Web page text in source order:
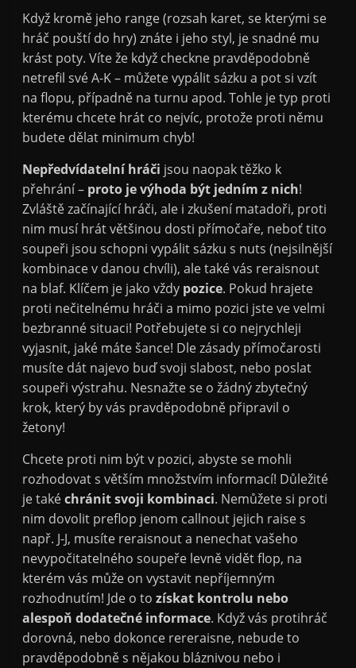
Když kromě jeho range (rozsah karet, se kterými se
hráč pouští do hry) znáte i jeho styl, je snadné mu
krást poty. Víte že když checkne pravděpodobně
netrefil své A-K – můžete vypálit sázku a pot si vzít
na flopu, případně na turnu apod. Tohle je typ proti
kterému chcete hrát co nejvíc, protože proti němu
budete dělat minimum chyb!
Nepředvídatelní hráči jsou naopak těžko k
přehrání – proto je výhoda být jedním z nich!
Zvláště začínající hráči, ale i zkušení matadoři, proti
nim musí hrát většinou dosti přímočaře, neboť tito
soupeři jsou schopni vypálit sázku s nuts (nejsilnější
kombinace v danou chvíli), ale také vás reraisnout
na blaf. Klíčem je jako vždy pozice. Pokud hrajete
proti nečitelnému hráči a mimo pozici jste ve velmi
bezbranné situaci! Potřebujete si co nejrychleji
vyjasnit, jaké máte šance! Dle zásady přímočarosti
musíte dát najevo buď svoji slabost, nebo poslat
soupeři výstrahu. Nesnažte se o žádný zbytečný
krok, který by vás pravděpodobně připravil o
žetony!
Chcete proti nim být v pozici, abyste se mohli
rozhodovat s větším množstvím informací! Důležité
je takéchránit svoji kombinaci. Nemůžete si proti
nim dovolit preflop jenom callnout jejich raise s
např. J-J, musíte reraisnout a nenechat vašeho
nevypočitatelného soupeře levně vidět flop, na
kterém vás může on vystavit nepříjemným
rozhodnutím! Jde o tozískat kontrolu nebo
alespoň dodatečné informace. Když vás protihráč
dorovná, nebo dokonce rereraisne, nebude to
pravděpodobně s nějakou bláznivou nebo i